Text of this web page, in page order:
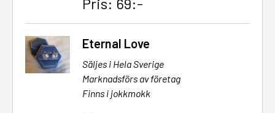
Eternal Love
Säljes i Hela Sverige
Marknadsförs av företag
Finns i jokkmokk